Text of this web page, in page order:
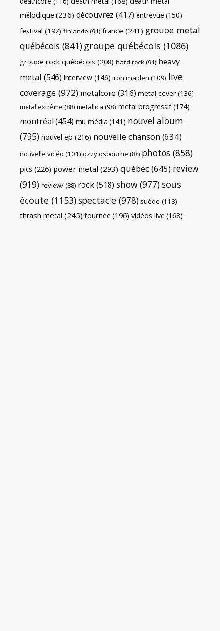
mélodique (236) découvrez (417) entrevue (150)
festival (197) finlande (91) france (241) groupe metal
québécois (841) groupe québécois (1086)
groupe rock québécois (208) hard rock(91) heavy
metal (546) interview (146) iron maiden (109) live
coverage (972) metalcore (316) metal cover (136)
metal extrême (88) metallica (98) metal progressif(174)
montréal (454) mu média (141) nouvel album
(795) nouvel ep (216) nouvelle chanson(634)
nouvelle vidéo (101) ozzy osbourne (88) photos (858)
pics (226) power metal (293) québec(645) review
(919) review/(88) rock(518) show (977) sous
écoute (1153)spectacle (978) suède (113)
thrash metal (245) tournée (196) vidéos live (168)